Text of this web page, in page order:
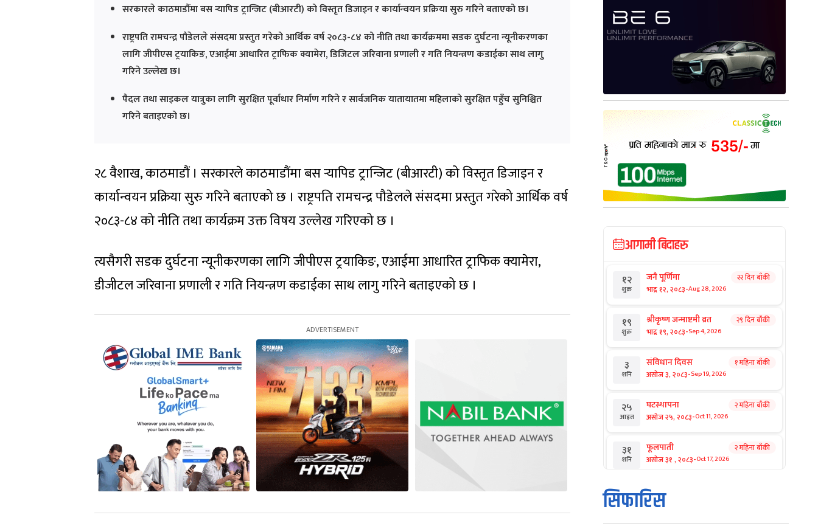
सरकारले काठमाडौंमा बस र्‍यापिड ट्रान्जिट (बीआरटी) को विस्तृत डिजाइन र कार्यान्वयन प्रक्रिया सुरु गरिने बताएको छ।
राष्ट्रपति रामचन्द्र पौडेलले संसदमा प्रस्तुत गरेको आर्थिक वर्ष २०८३-८४ को नीति तथा कार्यक्रममा सडक दुर्घटना न्यूनीकरणका
लागि जीपीएस ट्रयाकिङ, एआईमा आधारित ट्राफिक क्यामेरा, डिजिटल जरिवाना प्रणाली र गति नियन्त्रण कडाईका साथ लागु
गरिने उल्लेख छ।
पैदल तथा साइकल यात्रुका लागि सुरक्षित पूर्वाधार निर्माण गरिने र सार्वजनिक यातायातमा महिलाको सुरक्षित पहुँच सुनिश्चित
गरिने बताइएको छ।
२८ वैशाख, काठमाडौं । सरकारले काठमाडौंमा बस र्‍यापिड ट्रान्जिट (बीआरटी) को विस्तृत डिजाइन र
कार्यान्वयन प्रक्रिया सुरु गरिने बताएको छ । राष्ट्रपति रामचन्द्र पौडेलले संसदमा प्रस्तुत गरेको आर्थिक वर्ष
२०८३-८४ को नीति तथा कार्यक्रम उक्त विषय उल्लेख गरिएको छ ।
त्यसैगरी सडक दुर्घटना न्यूनीकरणका लागि जीपीएस ट्रयाकिङ, एआईमा आधारित ट्राफिक क्यामेरा,
डीजीटल जरिवाना प्रणाली र गति नियन्त्रण कडाईका साथ लागु गरिने बताइएको छ ।
आगामी बिदाहरु
१२
शुक्र
जनै पूर्णिमा
भाद्र १२, २०८३-Aug 28, 2026
२२ दिन बाँकी
१९
शुक्र
श्रीकृष्ण जन्माष्टमी व्रत
भाद्र १९, २०८३-Sep 4, 2026
२९ दिन बाँकी
३
शनि
संविधान दिवस
असोज ३, २०८३-Sep 19, 2026
१ महिना बाँकी
२५
आइत
घटस्थापना
असोज २५, २०८३-Oct 11, 2026
२ महिना बाँकी
३१
शनि
फूलपाती
असोज ३१ , २०८३-Oct 17, 2026
२ महिना बाँकी
१
आइत
कार्तिक सङ्क्रान्ति
कार्तिक १, २०८३
सिफारिस